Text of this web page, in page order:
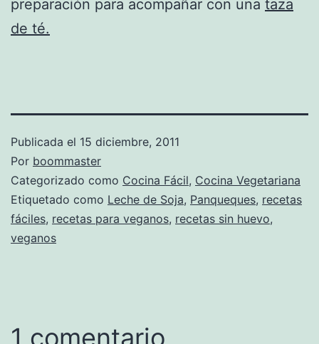
preparación para acompañar con una taza
de té.
Publicada el 15 diciembre, 2011
Por boommaster
Categorizado como Cocina Fácil, Cocina Vegetariana
Etiquetado como Leche de Soja, Panqueques, recetas
fáciles, recetas para veganos, recetas sin huevo,
veganos
1 comentario